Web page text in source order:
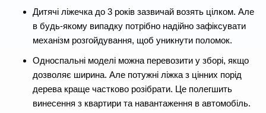
Дитячі ліжечка до 3 років зазвичай возять цілком. Але
в будь-якому випадку потрібно надійно зафіксувати
механізм розгойдування, щоб уникнути поломок.
Односпальні моделі можна перевозити у зборі, якщо
дозволяє ширина. Але потужні ліжка з цінних порід
дерева краще частково розібрати. Це полегшить
винесення з квартири та навантаження в автомобіль.